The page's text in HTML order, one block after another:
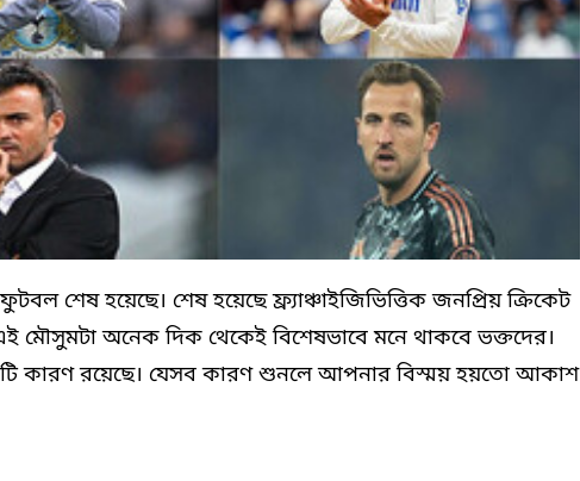
শেষ হয়েছে। শেষ হয়েছে ফ্র্যাঞ্চাইজিভিত্তিক জনপ্রিয় ক্রিকেট
মৌসুমটা অনেক দিক থেকেই বিশেষভাবে মনে থাকবে ভক্তদের।
কারণ রয়েছে। যেসব কারণ শুনলে আপনার বিস্ময় হয়তো আকাশ